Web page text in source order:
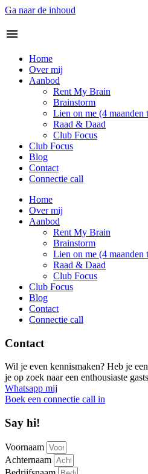
Ga naar de inhoud
Home
Over mij
Aanbod
Rent My Brain
Brainstorm
Lien on me (4 maanden
Raad & Daad
Club Focus
Club Focus
Blog
Contact
Connectie call
Home
Over mij
Aanbod
Rent My Brain
Brainstorm
Lien on me (4 maanden
Raad & Daad
Club Focus
Club Focus
Blog
Contact
Connectie call
Contact
Wil je even kennismaken? Heb je
je op zoek naar een enthousiaste
Whatsapp mij
Boek een connectie call in
Say hi!
Voornaam
Achternaam